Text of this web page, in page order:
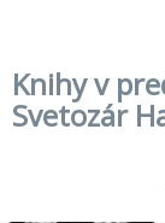
Knihy v
Svetozár